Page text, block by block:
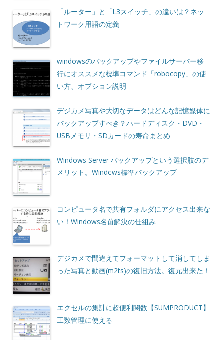
「ルーター」と「L3スイッチ」の違いは？ネッ
トワーク用語の定義
windowsのバックアップやファイルサーバー移
行にオススメな標準コマンド「robocopy」の使
い方、オプション説明
デジカメ写真や大切なデータはどんな記憶媒体に
バックアップすべき？ハードディスク・DVD・
USBメモリ・SDカードの寿命まとめ
Windows Server バックアップという選択肢のデ
メリット。Windows標準バックアップ
コンピュータ名で共有フォルダにアクセス出来な
い！Windows名前解決の仕組み
デジカメで間違えてフォーマットして消してしま
った写真と動画(m2ts)の復旧方法。復元出来た！
エクセルの集計に超便利関数【SUMPRODUCT】
工数管理に使える